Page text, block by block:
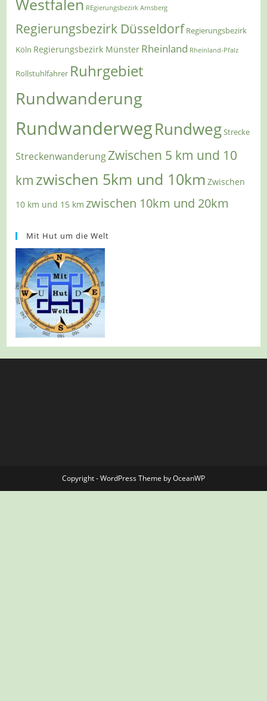
Westfalen REgierungsbezirk Arnsberg
Regierungsbezirk Düsseldorf Regierungsbezirk
Köln Regierungsbezirk Münster Rheinland Rheinland-Pfalz
Rollstuhlfahrer Ruhrgebiet
Rundwanderung
RundwanderwegRundwegStrecke
StreckenwanderungZwischen 5 km und 10
km zwischen 5km und 10km Zwischen
10 km und 15 km zwischen 10km und 20km
Mit Hut um die Welt
Copyright - WordPress Theme by OceanWP